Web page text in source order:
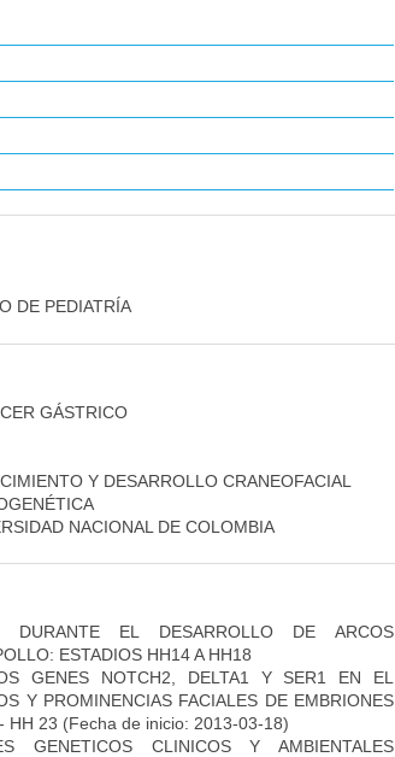
DE PEDIATRÍA
GÁSTRICO
Y DESARROLLO CRANEOFACIAL
NACIONAL DE COLOMBIA
DURANTE EL DESARROLLO DE ARCOS
ESTADIOS HH14 A HH18
GENES NOTCH2, DELTA1 Y SER1 EN EL
Y PROMINENCIAS FACIALES DE EMBRIONES
HH 23 (Fecha de inicio: 2013-03-18)
GENETICOS CLINICOS Y AMBIENTALES